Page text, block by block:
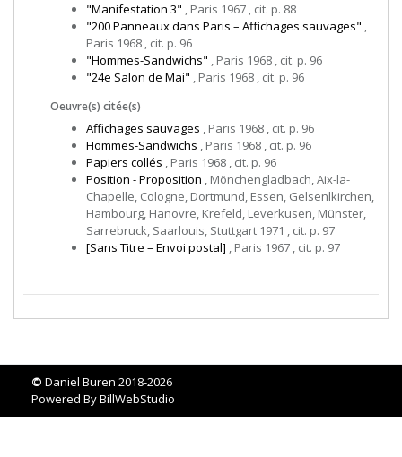
"Manifestation 3" , Paris 1967 , cit. p. 88
"200 Panneaux dans Paris – Affichages sauvages" ,
Paris 1968 , cit. p. 96
"Hommes-Sandwichs" , Paris 1968 , cit. p. 96
"24e Salon de Mai" , Paris 1968 , cit. p. 96
Oeuvre(s) citée(s)
Affichages sauvages , Paris 1968 , cit. p. 96
Hommes-Sandwichs , Paris 1968 , cit. p. 96
Papiers collés , Paris 1968 , cit. p. 96
Position - Proposition , Mönchengladbach, Aix-la-
Chapelle, Cologne, Dortmund, Essen, Gelsenlkirchen,
Hambourg, Hanovre, Krefeld, Leverkusen, Münster,
Sarrebruck, Saarlouis, Stuttgart 1971 , cit. p. 97
[Sans Titre – Envoi postal] , Paris 1967 , cit. p. 97
© Daniel Buren 2018-2026
Powered ByBillWebStudio